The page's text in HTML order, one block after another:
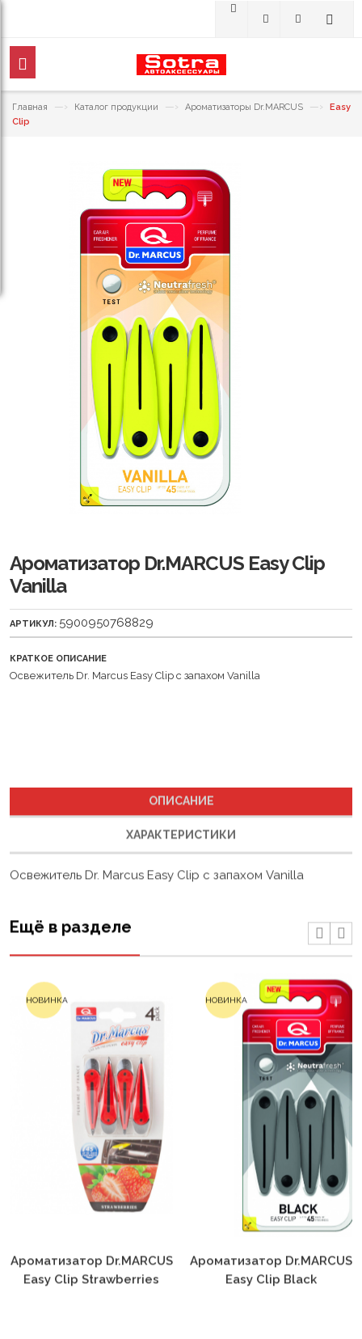
Главная —› Каталог продукции —› Ароматизаторы Dr.MARCUS —›
Easy
Clip
Ароматизатор Dr.MARCUS Easy Clip
Vanilla
АРТИКУЛ: 5900950768829
КРАТКОЕ ОПИСАНИЕ
Освежитель Dr. Marcus Easy Clip с запахом Vanilla
ХАРАКТЕРИСТИКИ
Освежитель Dr. Marcus Easy Clip с запахом Vanilla
Easy Clip Strawberries
Easy Clip Black